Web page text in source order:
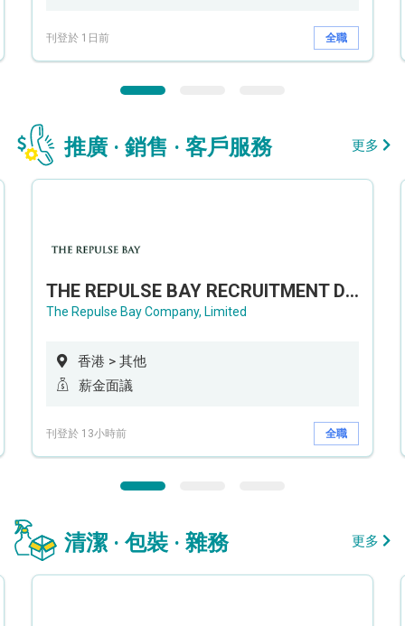
刊登於 1日前 全職
推廣 · 銷售 · 客戶服務 更多
THE REPULSE BAY RECRUITMENT DAY 淺水灣影灣園人才招聘會
The Repulse Bay Company, Limited
香港 > 其他
薪金面議
刊登於 13小時前 全職
清潔 · 包裝 · 雜務 更多